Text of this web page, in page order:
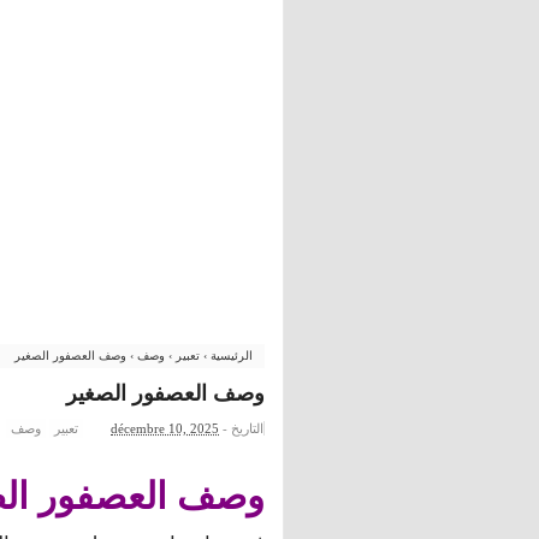
الرئيسية › تعبير › وصف › وصف العصفور الصغير
وصف العصفور الصغير
التاريخ - décembre 10, 2025 تعبير وصف
وصف العصفور